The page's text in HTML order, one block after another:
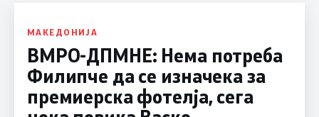
МАКЕДОНИЈА
ВМРО-ДПМНЕ: Нема потреба
Филипче да се изначека за
премиерска фотелја, сега